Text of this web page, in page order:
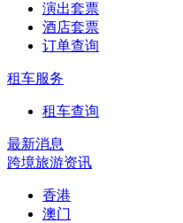
演出套票
酒店套票
订单查询
租车服务
租车查询
最新消息
跨境旅游资讯
香港
澳门